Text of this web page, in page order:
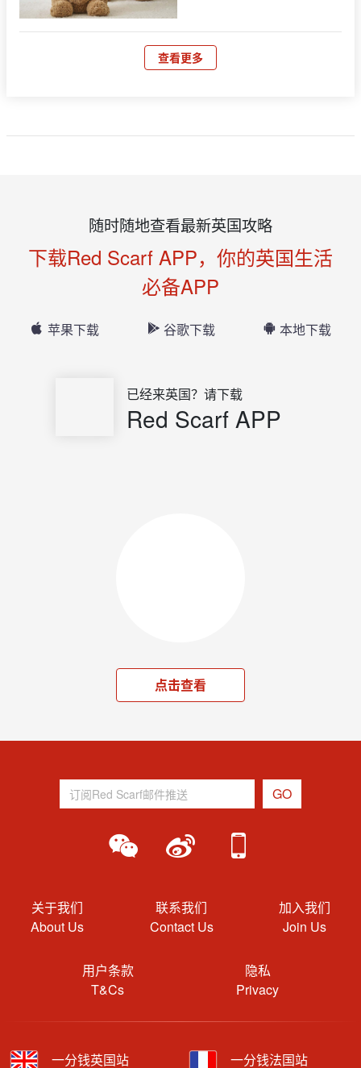
查看更多
随时随地查看最新英国攻略
下载Red Scarf APP，你的英国生活
必备APP
苹果下载 谷歌下载 本地下载
已经来英国？请下载
Red Scarf APP
点击查看
关于我们
About Us
联系我们
Contact Us
加入我们
Join Us
用户条款
T&Cs
隐私
Privacy
一分钱英国站 一分钱法国站